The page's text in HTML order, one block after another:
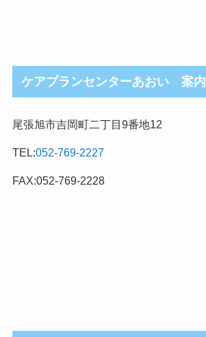
ケアプランセンターあおい 案内
尾張旭市吉岡町二丁目9番地12
TEL:052-769-2227
FAX:052-769-2228